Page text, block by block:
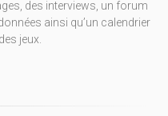
des interviews, un forum
ainsi qu’un calendrier
jeux.